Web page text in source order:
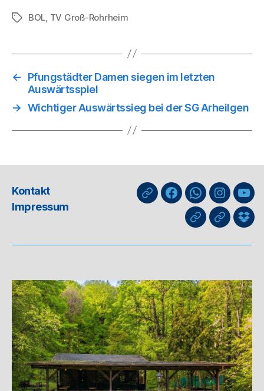
Schlagwörter
BOL TV Groß-Rohrheim
←
Pfungstädter Damen siegen im letzten
Auswärtsspiel
→ Wichtiger Auswärtssieg bei der SG Arheilgen
Kontakt
Impressum
nuLigaFacebookWhatsApp-
Kanal
GIPHYThreads